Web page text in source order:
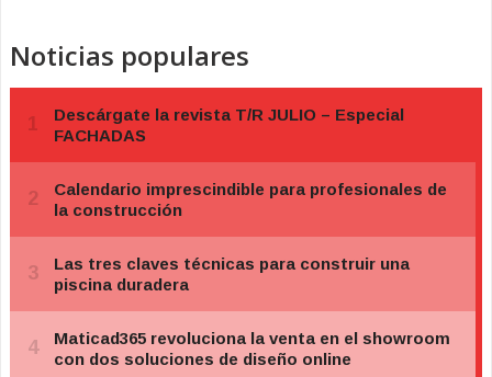
Noticias populares